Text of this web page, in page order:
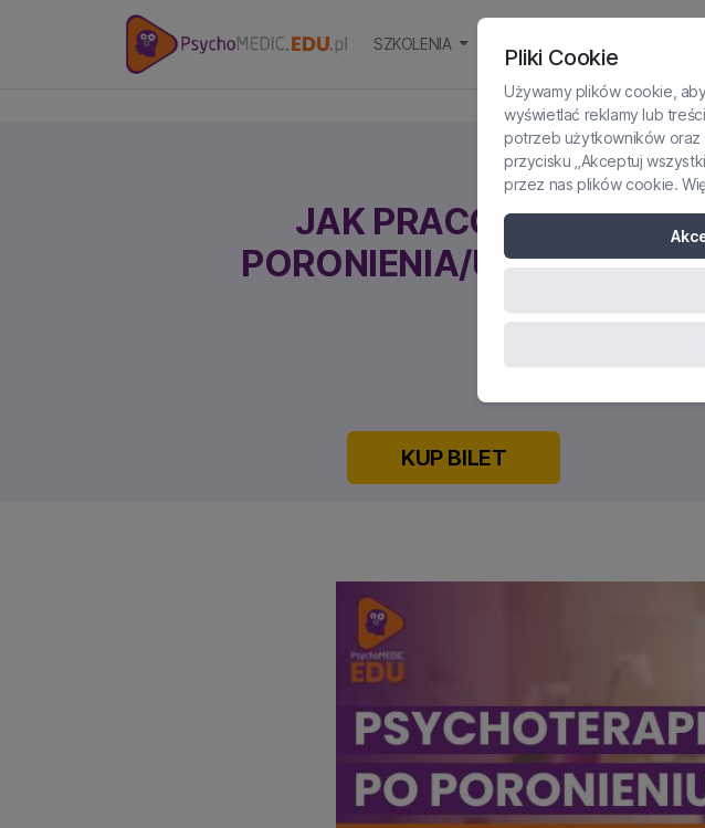
SZKOLENIA
JAK PRACOWAĆ Z
PORONIENIA/UTRATY
KUP BILET
Pliki Cookie
Używamy plików cookie,
wyświetlać reklamy lub
potrzeb użytkowników oraz
przycisku „Akceptuj
przez nas plików cookie.